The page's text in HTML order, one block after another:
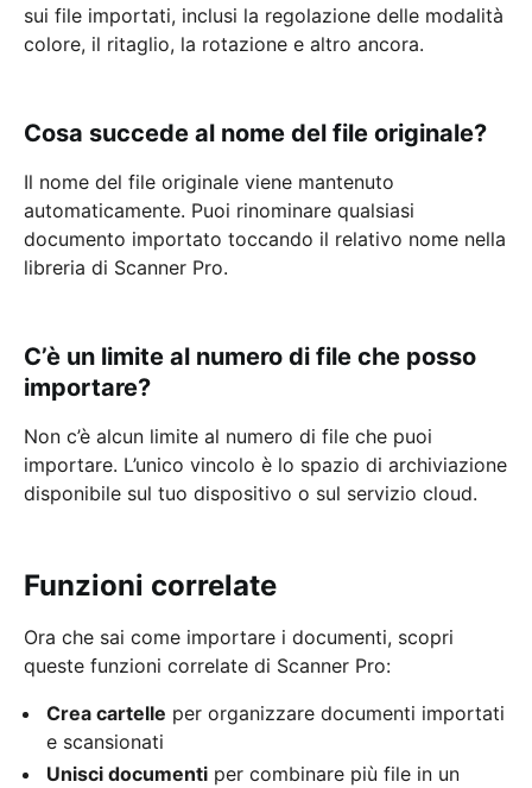
sui file importati, inclusi la regolazione delle modalità
colore, il ritaglio, la rotazione e altro ancora.
Cosa succede al nome del file originale?
Il nome del file originale viene mantenuto
automaticamente. Puoi rinominare qualsiasi
documento importato toccando il relativo nome nella
libreria di Scanner Pro.
C’è un limite al numero di file che posso
importare?
Non c’è alcun limite al numero di file che puoi
importare. L’unico vincolo è lo spazio di archiviazione
disponibile sul tuo dispositivo o sul servizio cloud.
Funzioni correlate
Ora che sai come importare i documenti, scopri
queste funzioni correlate di Scanner Pro:
Crea cartelle per organizzare documenti importati
e scansionati
Unisci documenti per combinare più file in un